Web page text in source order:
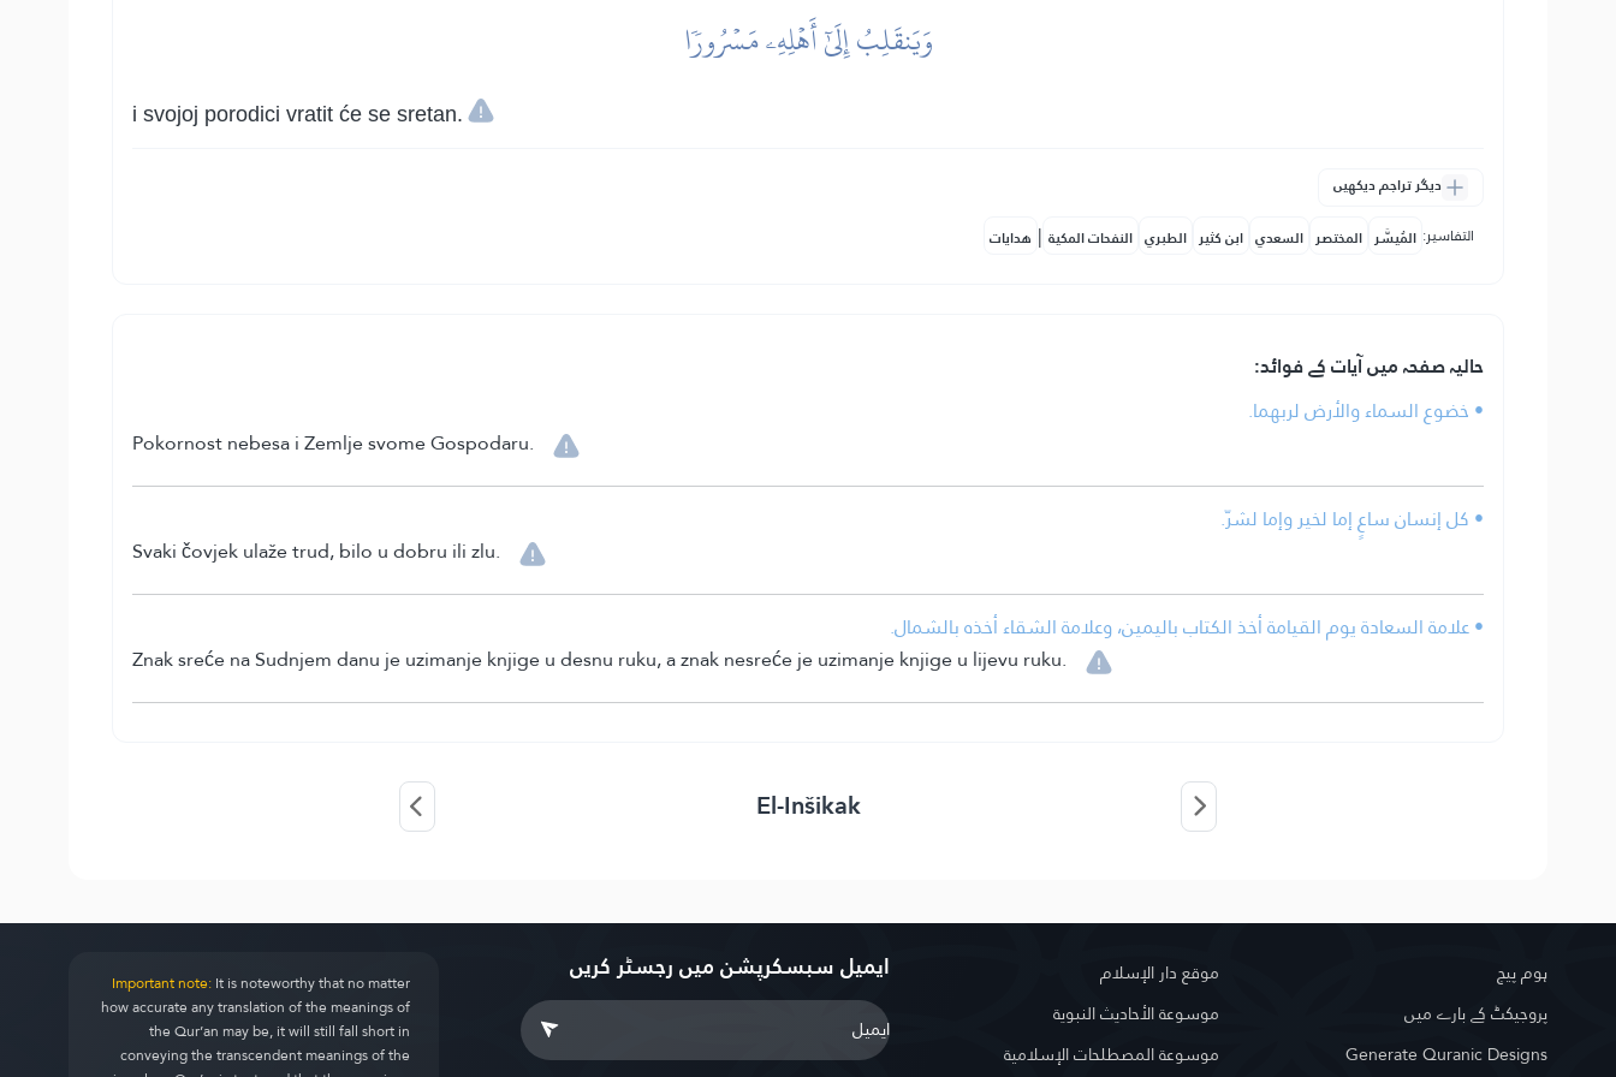
وَيَنقَلِبُ إِلَىٰٓ أَهۡلِهِۦ مَسۡرُورٗا
i svojoj porodici vratit će se sretan.
دیگر تراجم دیکھیں
التفاسير: المُيسَّر المختصر السعدي ابن كثير الطبري النفحات المكية | هدايات
حالیہ صفحہ میں آیات کے فوائد:
• خضوع السماء والأرض لربهما.
Pokornost nebesa i Zemlje svome Gospodaru.
• كل إنسان ساعٍ إما لخير وإما لشرّ.
Svaki čovjek ulaže trud, bilo u dobru ili zlu.
• علامة السعادة يوم القيامة أخذ الكتاب باليمين، وعلامة الشقاء أخذه بالشمال.
Znak sreće na Sudnjem danu je uzimanje knjige u desnu ruku, a znak nesreće je uzimanje knjige u lijevu ruku.
El-Inšikak
ہوم پیج
پروجیکٹ کے بارے میں
Generate Quranic Designs
موقع دار الإسلام
موسوعة الأحاديث النبوية
موسوعة المصطلحات الإسلامية
ایمیل سبسکرپشن میں رجسٹر کریں Important note:It is noteworthy that no matter
how accurate any translation of the meanings of
the Qur’an may be, it will still fall short in
conveying the transcendent meanings of the